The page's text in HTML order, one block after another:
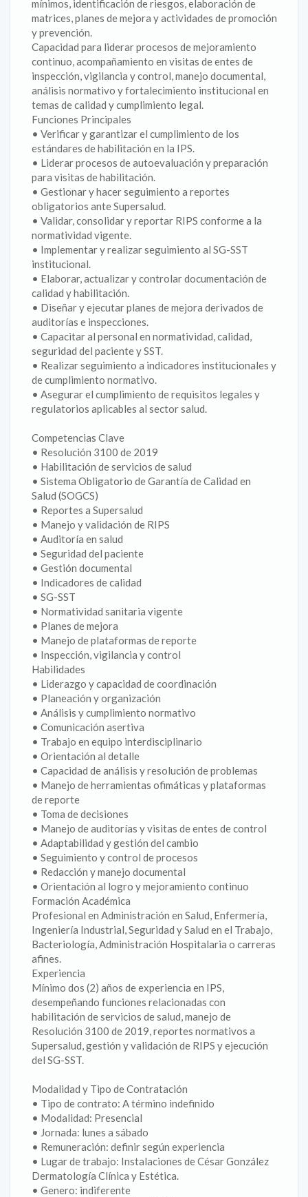
mínimos, identificación de riesgos, elaboración de
matrices, planes de mejora y actividades de promoción
y prevención.
Capacidad para liderar procesos de mejoramiento
continuo, acompañamiento en visitas de entes de
inspección, vigilancia y control, manejo documental,
análisis normativo y fortalecimiento institucional en
temas de calidad y cumplimiento legal.
Funciones Principales
• Verificar y garantizar el cumplimiento de los
estándares de habilitación en la IPS.
• Liderar procesos de autoevaluación y preparación
para visitas de habilitación.
• Gestionar y hacer seguimiento a reportes
obligatorios ante Supersalud.
• Validar, consolidar y reportar RIPS conforme a la
normatividad vigente.
• Implementar y realizar seguimiento al SG-SST
institucional.
• Elaborar, actualizar y controlar documentación de
calidad y habilitación.
• Diseñar y ejecutar planes de mejora derivados de
auditorías e inspecciones.
• Capacitar al personal en normatividad, calidad,
seguridad del paciente y SST.
• Realizar seguimiento a indicadores institucionales y
de cumplimiento normativo.
• Asegurar el cumplimiento de requisitos legales y
regulatorios aplicables al sector salud.
Competencias Clave
• Resolución 3100 de 2019
• Habilitación de servicios de salud
• Sistema Obligatorio de Garantía de Calidad en
Salud (SOGCS)
• Reportes a Supersalud
• Manejo y validación de RIPS
• Auditoría en salud
• Seguridad del paciente
• Gestión documental
• Indicadores de calidad
• SG-SST
• Normatividad sanitaria vigente
• Planes de mejora
• Manejo de plataformas de reporte
• Inspección, vigilancia y control
Habilidades
• Liderazgo y capacidad de coordinación
• Planeación y organización
• Análisis y cumplimiento normativo
• Comunicación asertiva
• Trabajo en equipo interdisciplinario
• Orientación al detalle
• Capacidad de análisis y resolución de problemas
• Manejo de herramientas ofimáticas y plataformas
de reporte
• Toma de decisiones
• Manejo de auditorías y visitas de entes de control
• Adaptabilidad y gestión del cambio
• Seguimiento y control de procesos
• Redacción y manejo documental
• Orientación al logro y mejoramiento continuo
Formación Académica
Profesional en Administración en Salud, Enfermería,
Ingeniería Industrial, Seguridad y Salud en el Trabajo,
Bacteriología, Administración Hospitalaria o carreras
afines.
Experiencia
Mínimo dos (2) años de experiencia en IPS,
desempeñando funciones relacionadas con
habilitación de servicios de salud, manejo de
Resolución 3100 de 2019, reportes normativos a
Supersalud, gestión y validación de RIPS y ejecución
del SG-SST.
Modalidad y Tipo de Contratación
• Tipo de contrato: A término indefinido
• Modalidad: Presencial
• Jornada: lunes a sábado
• Remuneración: definir según experiencia
• Lugar de trabajo: Instalaciones de César González
Dermatología Clínica y Estética.
• Genero: indiferente